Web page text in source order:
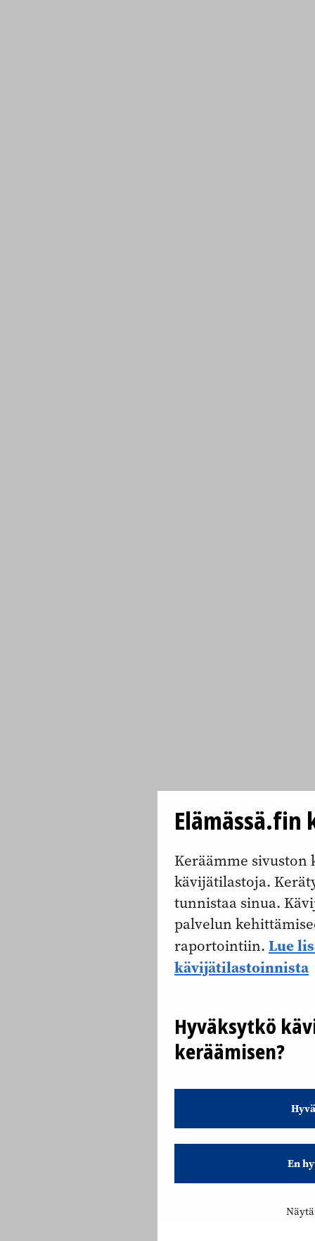
Keräämme sivuston
kävijätilastoja.
tunnistaa sinua.
palvelun
raportointiin. Lue
kävijätilastoinnista
Hyväksytkö
keräämisen?
En